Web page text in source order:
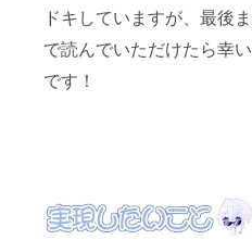
ドキしていますが、最後ま
で読んでいただけたら幸い
です！